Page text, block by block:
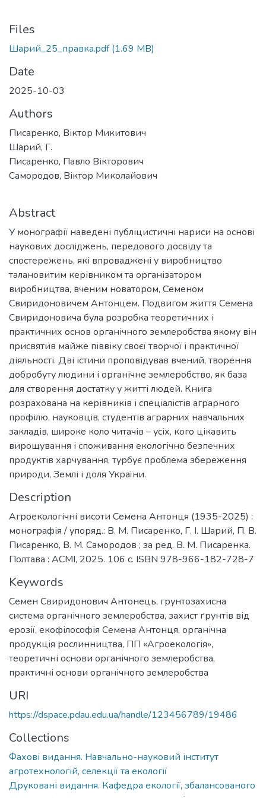
Files
Шарий_25_правка.pdf(1.69 MB)
Date
2025-10-03
Authors
Писаренко, Віктор Микитович
Шарий, Г.
Писаренко, Павло Вікторович
Самородов, Віктор Миколайович
Abstract
У монографії наведені публіцистичні нариси на основі
наукових досліджень, передового досвіду та
спостережень, які впроваджені у виробництво
талановитим керівником та організатором
виробництва, вченим новатором, Семеном
Свиридоновичем Антонцем. Подвигом життя Семена
Свиридоновича була розробка теоретичних і
практичних основ органічного землеробства якому він
присвятив майже піввіку своєї творчої і практичної
діяльності. Дві істини проповідував вчений, творення
добробуту людини і органічне землеробство, як база
для створення достатку у житті людей. Книга
розрахована на керівників і спеціалістів аграрного
профілю, науковців, студентів аграрних навчальних
закладів, широке коло читачів – усіх, кого цікавить
вирощування і споживання екологічно безпечних
продуктів харчування, турбує проблема збереження
природи, Землі і доля України.
Description
Агроекологічні висоти Семена Антонця (1935-2025) :
монографія / упоряд.: В. М. Писаренко, Г. І. Шарий, П. В.
Писаренко, В. М. Самородов ; за ред. В. М. Писаренка.
Полтава : АСМІ, 2025. 106 с. ISBN 978-966-182-728-7
Keywords
Семен Свиридонович Антонець, грунтозахисна
система органічного землеробства, захист ґрунтів від
ерозії, екофілософія Семена Антонця, органічна
продукція рослинництва, ПП «Агроекологія»,
теоретичні основи органічного землеробства,
практичні основи органічного землеробства
URI
https://dspace.pdau.edu.ua/handle/123456789/19486
Collections
Фахові видання. Навчально-науковий інститут
агротехнологій, селекції та екології
Друковані видання. Кафедра екології, збалансованого